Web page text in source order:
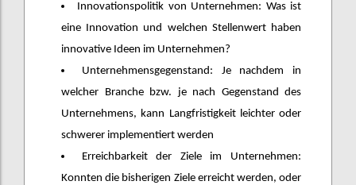
Innovationspolitik von Unternehmen: Was ist
eine Innovation und welchen Stellenwert haben
innovative Ideen im Unternehmen?
Unternehmensgegenstand: Je nachdem in
welcher Branche bzw. je nach Gegenstand des
Unternehmens, kann Langfristigkeit leichter oder
schwerer implementiert werden
Erreichbarkeit der Ziele im Unternehmen:
Konnten die bisherigen Ziele erreicht werden, oder